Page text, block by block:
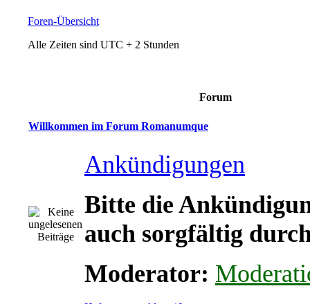
Foren-Übersicht
Alle Zeiten sind UTC + 2 Stunden
Forum
Willkommen im Forum Romanumque
Ankündigungen
Bitte die
auch sorgfältig
Moderator: